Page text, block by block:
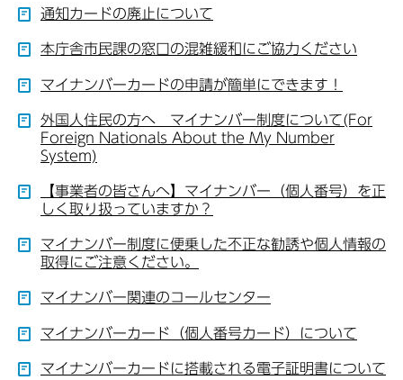
通知カードの廃止について
本庁舎市民課の窓口の混雑緩和にご協力ください
マイナンバーカードの申請が簡単にできます！
外国人住民の方へ マイナンバー制度について(For
Foreign Nationals About the My Number
System)
【事業者の皆さんへ】マイナンバー（個人番号）を正
しく取り扱っていますか？
マイナンバー制度に便乗した不正な勧誘や個人情報の
取得にご注意ください。
マイナンバー関連のコールセンター
マイナンバーカード（個人番号カード）について
マイナンバーカードに搭載される電子証明書について